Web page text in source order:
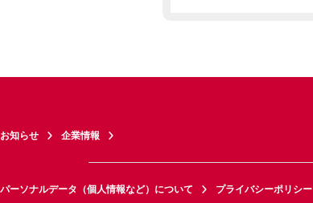
お知らせ 企業情報
パーソナルデータ（個人情報など）について プライバシーポリシー